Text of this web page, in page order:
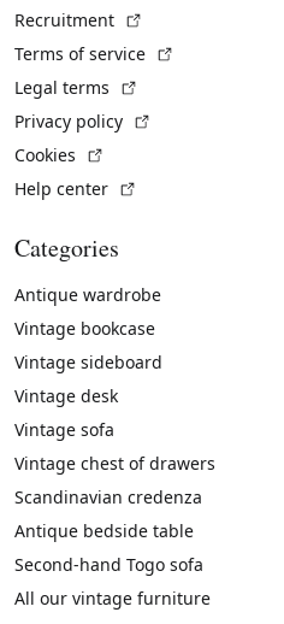
Recruitment
Terms of service
Legal terms
Privacy policy
Cookies
Help center
Categories
Antique wardrobe
Vintage bookcase
Vintage sideboard
Vintage desk
Vintage sofa
Vintage chest of drawers
Scandinavian credenza
Antique bedside table
Second-hand Togo sofa
All our vintage furniture